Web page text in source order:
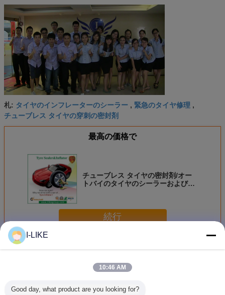
札: タイヤのインフレーターのシーラー , 緊急のタイヤ修理 ,
チューブレス タイヤの穿刺の密封剤
最高の価格で
チューブレス タイヤの密封剤/オー
トバイのタイヤのシーラーおよびイ
続行
多く緊急のタイヤ修理
I-LIKE
10:46 AM
Good day, what product are you looking for?